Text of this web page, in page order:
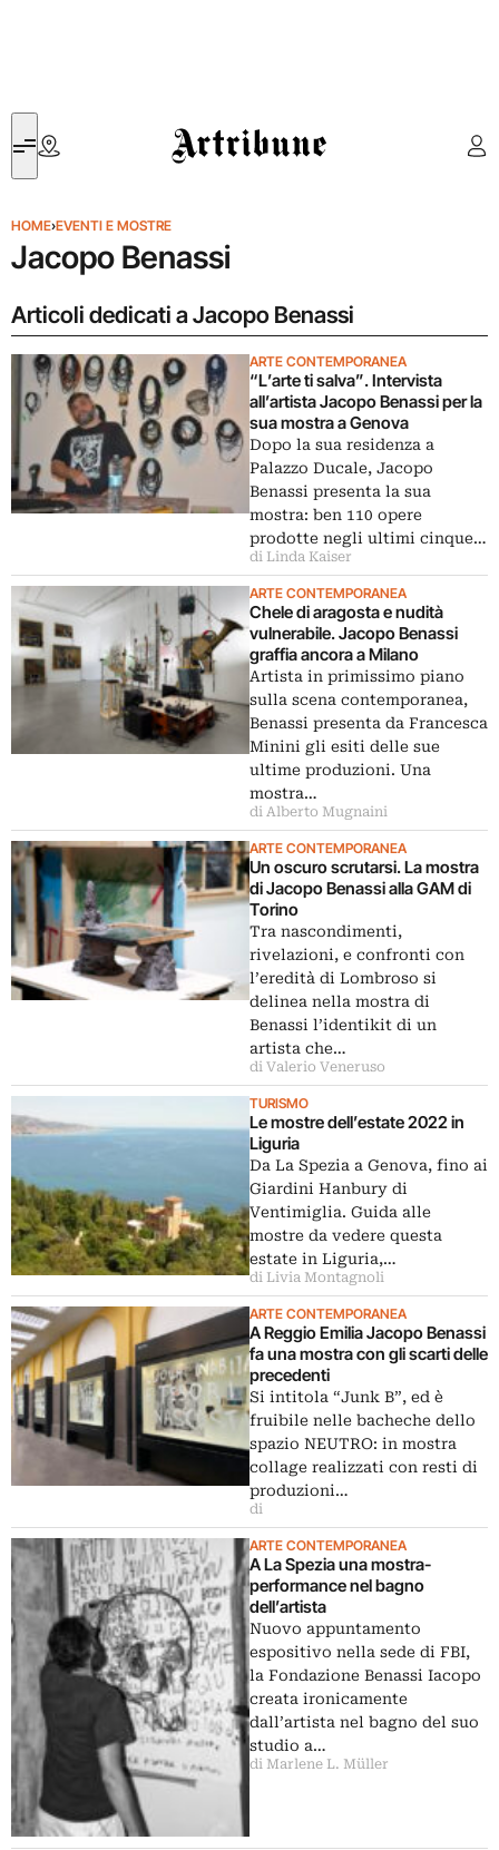
Artribune
HOME›EVENTI E MOSTRE
Jacopo Benassi
Articoli dedicati a Jacopo Benassi
ARTE CONTEMPORANEA
“L’arte ti salva”. Intervista
all’artista Jacopo Benassi per la
sua mostra a Genova
Dopo la sua residenza a
Palazzo Ducale, Jacopo
Benassi presenta la sua
mostra: ben 110 opere
prodotte negli ultimi cinque…
di Linda Kaiser
ARTE CONTEMPORANEA
Chele di aragosta e nudità
vulnerabile. Jacopo Benassi
graffia ancora a Milano
Artista in primissimo piano
sulla scena contemporanea,
Benassi presenta da Francesca
Minini gli esiti delle sue
ultime produzioni. Una
mostra…
di Alberto Mugnaini
ARTE CONTEMPORANEA
Un oscuro scrutarsi. La mostra
di Jacopo Benassi alla GAM di
Torino
Tra nascondimenti,
rivelazioni, e confronti con
l’eredità di Lombroso si
delinea nella mostra di
Benassi l’identikit di un
artista che…
di Valerio Veneruso
TURISMO
Le mostre dell’estate 2022 in
Liguria
Da La Spezia a Genova, fino ai
Giardini Hanbury di
Ventimiglia. Guida alle
mostre da vedere questa
estate in Liguria,…
di Livia Montagnoli
ARTE CONTEMPORANEA
A Reggio Emilia Jacopo Benassi
fa una mostra con gli scarti delle
precedenti
Si intitola “Junk B”, ed è
fruibile nelle bacheche dello
spazio NEUTRO: in mostra
collage realizzati con resti di
produzioni…
di
ARTE CONTEMPORANEA
A La Spezia una mostra-
performance nel bagno
dell’artista
Nuovo appuntamento
espositivo nella sede di FBI,
la Fondazione Benassi Iacopo
creata ironicamente
dall’artista nel bagno del suo
studio a…
di Marlene L. Müller